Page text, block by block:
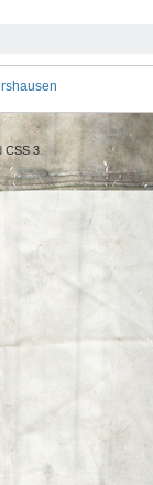
CSS 3.